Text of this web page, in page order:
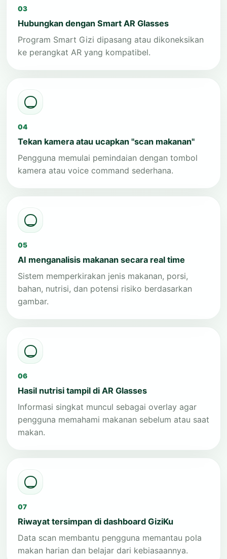
03
Hubungkan dengan Smart AR Glasses
Program Smart Gizi dipasang atau dikoneksikan
ke perangkat AR yang kompatibel.
04
Tekan kamera atau ucapkan "scan makanan"
Pengguna memulai pemindaian dengan tombol
kamera atau voice command sederhana.
05
AI menganalisis makanan secara real time
Sistem memperkirakan jenis makanan, porsi,
bahan, nutrisi, dan potensi risiko berdasarkan
gambar.
06
Hasil nutrisi tampil di AR Glasses
Informasi singkat muncul sebagai overlay agar
pengguna memahami makanan sebelum atau saat
makan.
07
Riwayat tersimpan di dashboard GiziKu
Data scan membantu pengguna memantau pola
makan harian dan belajar dari kebiasaannya.